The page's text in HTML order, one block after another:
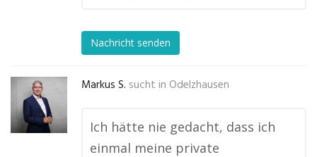
Nachricht senden
Markus S. sucht in Odelzhausen
Ich hätte nie gedacht, dass ich
einmal meine private